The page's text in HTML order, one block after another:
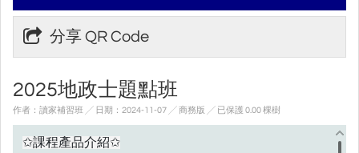
分享 QR Code
2025地政士題點班
作者：讀家補習班 ╱ 日期：2024-11-07 ╱ 商務版 ╱ 已保護 0.00 棵樹
✩課程產品介紹✩